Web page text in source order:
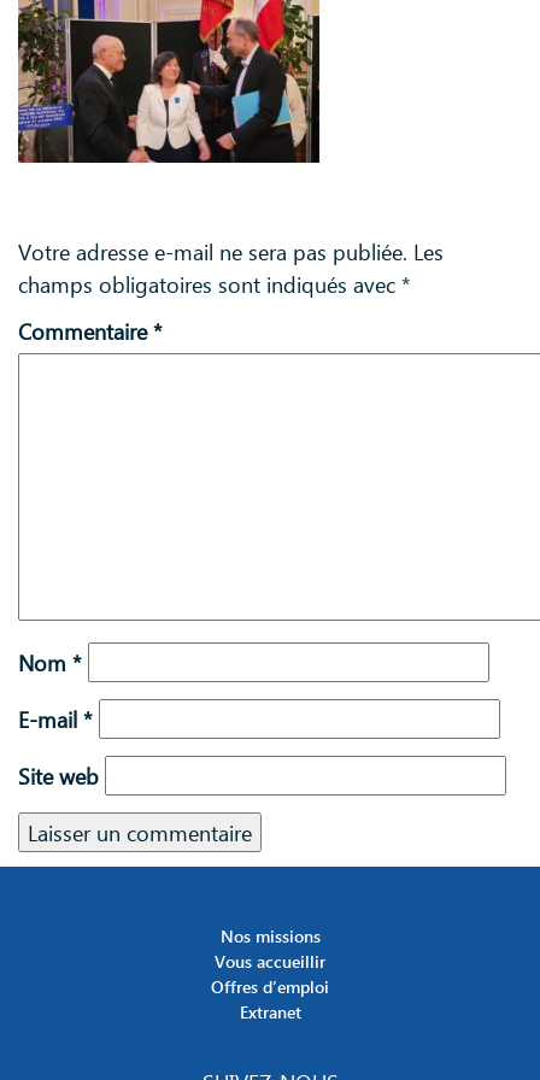
Votre adresse e-mail ne sera pas publiée. Les
champs obligatoires sont indiqués avec *
Commentaire*
Nom *
E-mail *
Site web
Nos missions
Vous accueillir
Offres d’emploi
Extranet